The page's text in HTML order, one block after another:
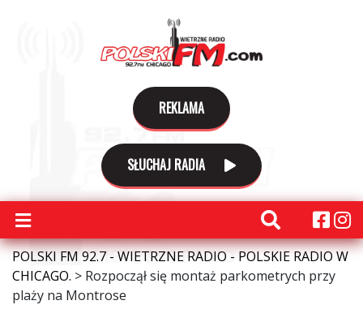
REKLAMA
SŁUCHAJ RADIA
POLSKI FM 92.7 - WIETRZNE RADIO - POLSKIE RADIO W
CHICAGO. > Rozpoczął się montaż parkometrych przy
plaży na Montrose